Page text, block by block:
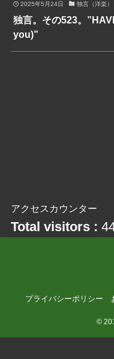
2025年5月24日 独言（洋楽）
独言。その523。
you)”
アクセスカウンター
Total visitors :
プライバシーポリシー
©